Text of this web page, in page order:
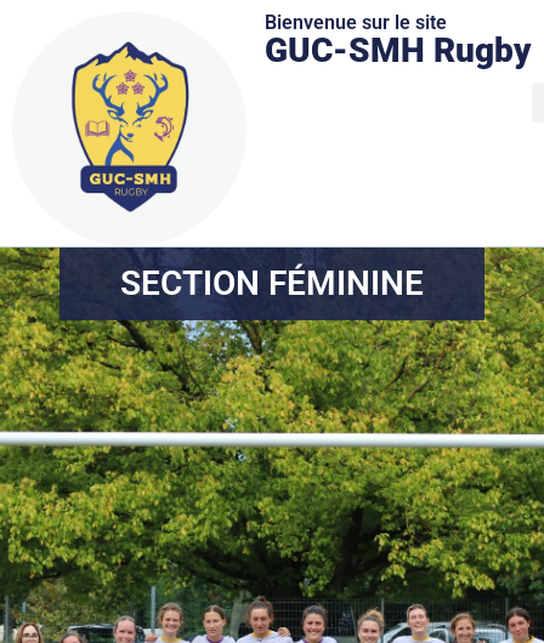
Bienvenue sur le site
GUC-SMH Rugby
SECTION FÉMININE